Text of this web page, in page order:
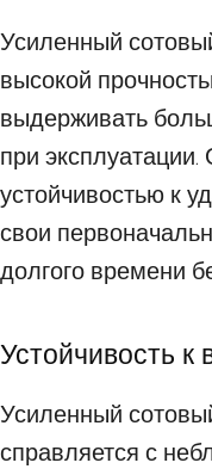
Усиленный
высокой
выдерживать
при
устойчивостью к
свои
долгого времени
Устойчивость
Усиленный
справляется с